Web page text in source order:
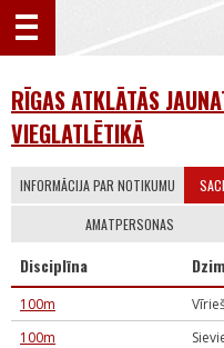
RĪGAS ATKLĀTĀS
VIEGLATLĒTIKĀ
INFORMĀCIJA PAR NOTIKUMU
AMATPERSONAS
Disciplīna
100m
100m